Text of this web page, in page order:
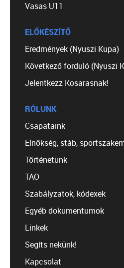
Vasas U11
ELŐKÉSZÍTŐ
Eredmények (Nyuszi Kupa)
Következő forduló (Nyuszi
Jelentkezz Kosarasnak!
RÓLUNK
Csapataink
Elnökség, stáb,
Történetünk
TAO
Szabályzatok, kódexek
Egyéb dokumentumok
Linkek
Segíts nekünk!
Kapcsolat